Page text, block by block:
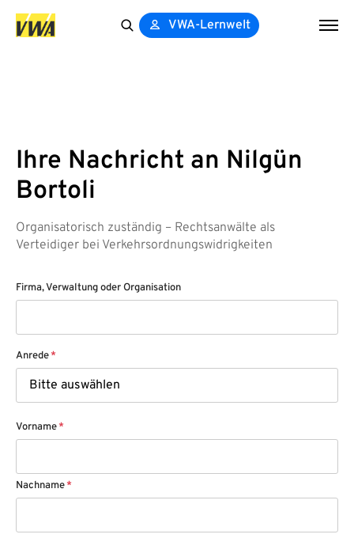
VWA-Lernwelt
Ihre Nachricht an Nilgün
Bortoli
Organisatorisch zuständig – Rechtsanwälte als
Verteidiger bei Verkehrsordnungswidrigkeiten
Firma, Verwaltung oder Organisation
Anrede*
Vorname*
Nachname*